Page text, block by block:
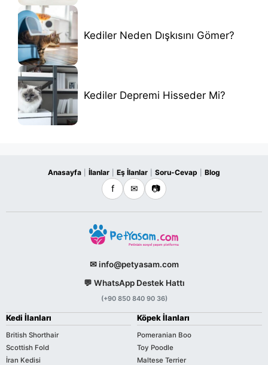
Kediler Neden Dışkısını Gömer?
Kediler Depremi Hisseder Mi?
Anasayfa İlanlar Eş İlanlar Soru-Cevap Blog
f ✉ 📷
✉ info@petyasam.com
💬 WhatsApp Destek Hattı
(+90 850 840 90 36)
Kedi İlanları
British Shorthair
Scottish Fold
İran Kedisi
Köpek İlanları
Pomeranian Boo
Toy Poodle
Maltese Terrier